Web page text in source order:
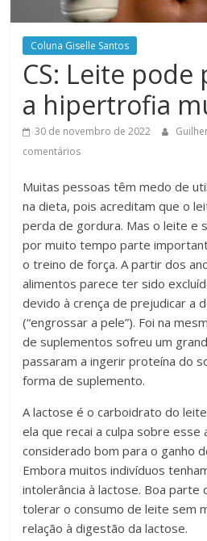
Coluna Giselle Santos
CS: Leite
a hipertrofia
30 de novembro de 2022
comentários
Muitas pessoas têm medo de
na dieta, pois acreditam que o
perda de gordura. Mas o leite e
por muito tempo parte
o treino de força. A partir dos
alimentos parece ter sido
devido à crença de prejudicar a
(“engrossar a pele”). Foi na
de suplementos sofreu um
passaram a ingerir proteína do
forma de suplemento.
A lactose é o carboidrato do
ela que recai a culpa sobre esse
considerado bom para o ganho
Embora muitos indivíduos
intolerância à lactose. Boa parte
tolerar o consumo de leite sem
relação à digestão da lactose.